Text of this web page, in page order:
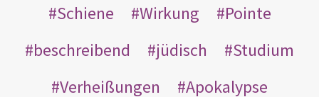
Schiene
Wirkung
Pointe
beschreibend
jüdisch
Studium
Verheißungen
Apokalypse